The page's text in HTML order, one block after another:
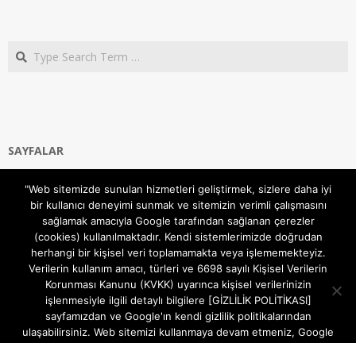
Search
SAYFALAR
Gizlilik ve Çerezler (Cookies) Politikası
Hakkımızda
İletişim Kanalları
MODEM KURULUM
TEKNİK DESTEK
TELEVİZYON SİSTEMLERİ
"Web sitemizde sunulan hizmetleri geliştirmek, sizlere daha iyi
bir kullanıcı deneyimi sunmak ve sitemizin verimli çalışmasını
sağlamak amacıyla Google tarafından sağlanan çerezler
(cookies) kullanılmaktadır. Kendi sistemlerimizde doğrudan
herhangi bir kişisel veri toplamamakta veya işlememekteyiz.
Verilerin kullanım amacı, türleri ve 6698 sayılı Kişisel Verilerin
Korunması Kanunu (KVKK) uyarınca kişisel verilerinizin
işlenmesiyle ilgili detaylı bilgilere [GİZLİLİK POLİTİKASI]
sayfamızdan ve Google'ın kendi gizlilik politikalarından
ulaşabilirsiniz. Web sitemizi kullanmaya devam etmeniz, Google